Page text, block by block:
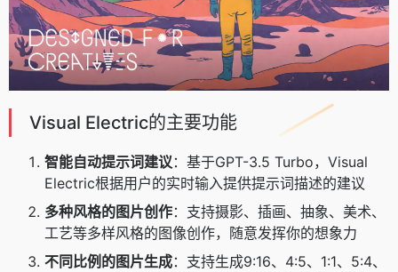
Visual Electric的主要功能
智能自动提示词建议：基于GPT-3.5 Turbo，Visual
Electric根据用户的实时输入提供提示词描述的建议
多种风格的图片创作：支持摄影、插画、抽象、美术、
工艺等多样风格的图像创作，随意发挥你的想象力
不同比例的图片生成：支持生成9:16、4:5、1:1、5:4、